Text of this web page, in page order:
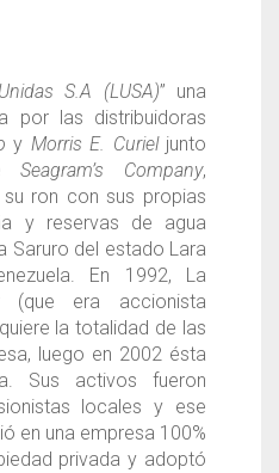
S.A (LUSA)” una
por las distribuidoras
y Morris E. Curieljunto
Seagram’s Company,
ron con sus propias
y reservas de agua
Saruro del estado Lara
En 1992, La
era accionista
la totalidad de las
luego en 2002 ésta
Sus activos fueron
locales y ese
en una empresa 100%
privada y adoptó